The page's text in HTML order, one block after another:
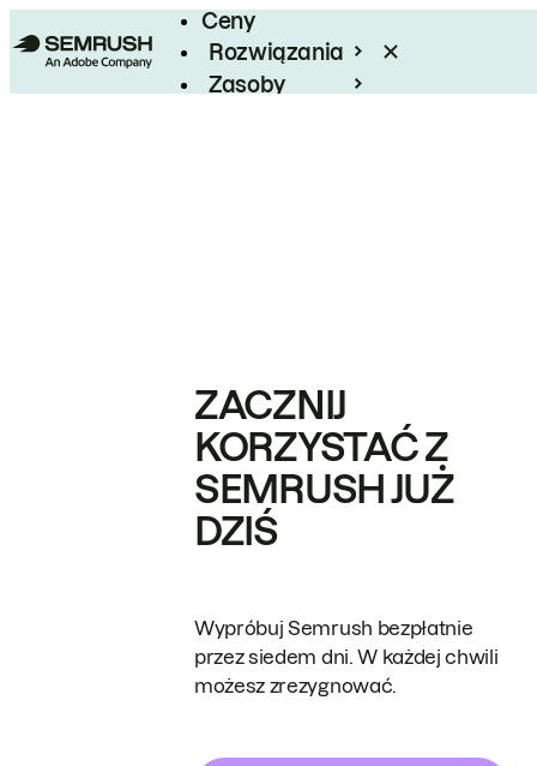
Ceny
Rozwiązania
Zasoby
ZACZNIJ
KORZYSTAĆ Z
SEMRUSH JUŻ
DZIŚ
Wypróbuj Semrush bezpłatnie
przez siedem dni. W każdej chwili
możesz zrezygnować.